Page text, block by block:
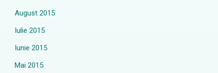
August 2015
Iulie 2015
Iunie 2015
Mai 2015